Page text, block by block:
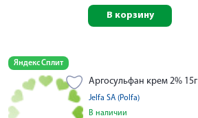
В корзину
Яндекс Сплит
Аргосульфан крем 2% 15г
Jelfa SA (Polfa)
В наличии